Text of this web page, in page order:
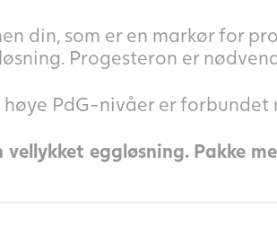
din, som er en markør for
Progesteron er
høye PdG-nivåer er
eggløsning. Pakke